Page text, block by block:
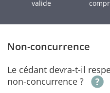
valide
Non-concurrence
Le cédant devra-t-il
non-concurrence ?